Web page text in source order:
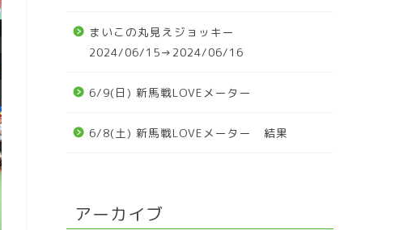
まいこの丸見えジョッキー
2024/06/15→2024/06/16
6/9(日) 新馬戦LOVEメーター
6/8(土) 新馬戦LOVEメーター 結果
アーカイブ